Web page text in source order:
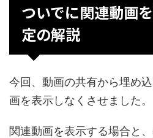
ついでに関連動画
定の解説
今回、動画の共有から埋め
画を表示しなくさせました。
関連動画を表示する場合と